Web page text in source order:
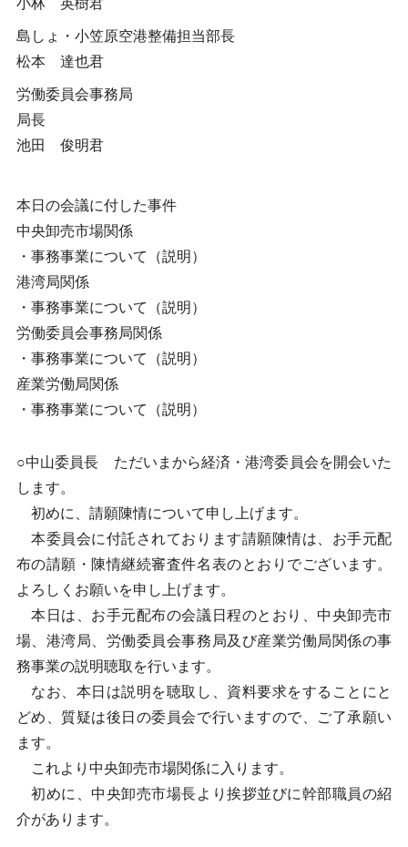
小林 英樹君
島しょ・小笠原空港整備担当部長
松本 達也君
労働委員会事務局
局長
池田 俊明君
本日の会議に付した事件
中央卸売市場関係
・事務事業について（説明）
港湾局関係
・事務事業について（説明）
労働委員会事務局関係
・事務事業について（説明）
産業労働局関係
・事務事業について（説明）
○中山委員長 ただいまから経済・港湾委員会を開会いた
します。
初めに、請願陳情について申し上げます。
本委員会に付託されております請願陳情は、お手元配
布の請願・陳情継続審査件名表のとおりでございます。
よろしくお願いを申し上げます。
本日は、お手元配布の会議日程のとおり、中央卸売市
場、港湾局、労働委員会事務局及び産業労働局関係の事
務事業の説明聴取を行います。
なお、本日は説明を聴取し、資料要求をすることにと
どめ、質疑は後日の委員会で行いますので、ご了承願い
ます。
これより中央卸売市場関係に入ります。
初めに、中央卸売市場長より挨拶並びに幹部職員の紹
介があります。